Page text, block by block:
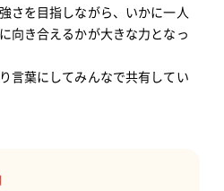
さを目指しながら、いかに一人
向き合えるかが大きな力となっ
言葉にしてみんなで共有してい